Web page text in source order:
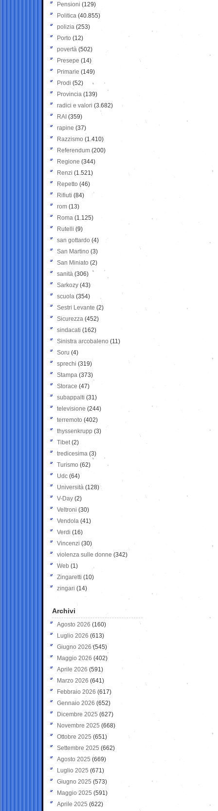
Pensioni (129)
Politica (40.855)
polizia (253)
Porto (12)
povertà (502)
Presepe (14)
Primarie (149)
Prodi (52)
Provincia (139)
radici e valori (3.682)
RAI (359)
rapine (37)
Razzismo (1.410)
Referendum (200)
Regione (344)
Renzi (1.521)
Repetto (46)
Rifiuti (84)
rom (13)
Roma (1.125)
Rutelli (9)
san gottardo (4)
San Martino (3)
San Miniato (2)
sanità (306)
Sarkozy (43)
scuola (354)
Sestri Levante (2)
Sicurezza (452)
sindacati (162)
Sinistra arcobaleno (11)
Soru (4)
sprechi (319)
Stampa (373)
Storace (47)
subappalti (31)
televisione(244)
terremoto (402)
thyssenkrupp (3)
Tibet(2)
tredicesima (3)
Turismo (62)
Udc (64)
Università (128)
V-Day (2)
Veltroni (30)
Vendola (41)
Verdi (16)
Vincenzi (30)
violenza sulle donne (342)
Web (1)
Zingaretti (10)
zingari (14)
Archivi
Agosto 2026 (160)
Luglio 2026 (613)
Giugno 2026 (545)
Maggio 2026 (402)
Aprile 2026 (591)
Marzo 2026 (641)
Febbraio 2026 (617)
Gennaio 2026 (652)
Dicembre 2025 (627)
Novembre 2025 (668)
Ottobre 2025 (651)
Settembre 2025 (662)
Agosto 2025 (669)
Luglio 2025 (671)
Giugno 2025 (573)
Maggio 2025 (591)
Aprile 2025 (622)